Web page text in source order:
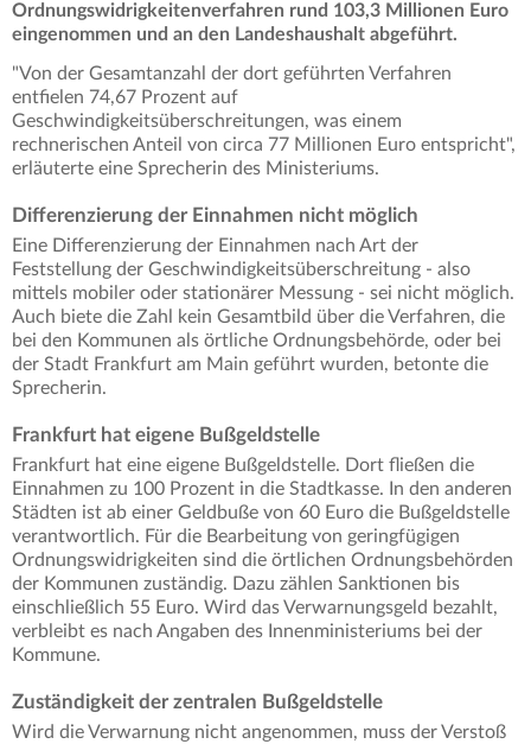
Ordnungswidrigkeitenverfahren rund 103,3 Millionen Euro
eingenommen und an den Landeshaushalt abgeführt.
"Von der Gesamtanzahl der dort geführten Verfahren
entfielen 74,67 Prozent auf
Geschwindigkeitsüberschreitungen, was einem
rechnerischen Anteil von circa 77 Millionen Euro entspricht",
erläuterte eine Sprecherin des Ministeriums.
Differenzierung der Einnahmen nicht möglich
Eine Differenzierung der Einnahmen nach Art der
Feststellung der Geschwindigkeitsüberschreitung - also
mittels mobiler oder stationärer Messung - sei nicht möglich.
Auch biete die Zahl kein Gesamtbild über die Verfahren, die
bei den Kommunen als örtliche Ordnungsbehörde, oder bei
der Stadt Frankfurt am Main geführt wurden, betonte die
Sprecherin.
Frankfurt hat eigene Bußgeldstelle
Frankfurt hat eine eigene Bußgeldstelle. Dort fließen die
Einnahmen zu 100 Prozent in die Stadtkasse. In den anderen
Städten ist ab einer Geldbuße von 60 Euro die Bußgeldstelle
verantwortlich. Für die Bearbeitung von geringfügigen
Ordnungswidrigkeiten sind die örtlichen Ordnungsbehörden
der Kommunen zuständig. Dazu zählen Sanktionen bis
einschließlich 55 Euro. Wird das Verwarnungsgeld bezahlt,
verbleibt es nach Angaben des Innenministeriums bei der
Kommune.
Zuständigkeit der zentralen Bußgeldstelle
Wird die Verwarnung nicht angenommen, muss der Verstoß